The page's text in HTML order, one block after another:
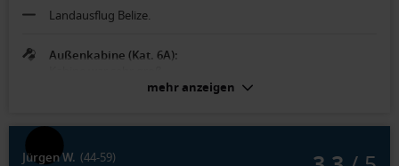
Landausflug Belize.
Außenkabine (Kat. 6A):
mehr anzeigen
Jürgen W. (44-59)